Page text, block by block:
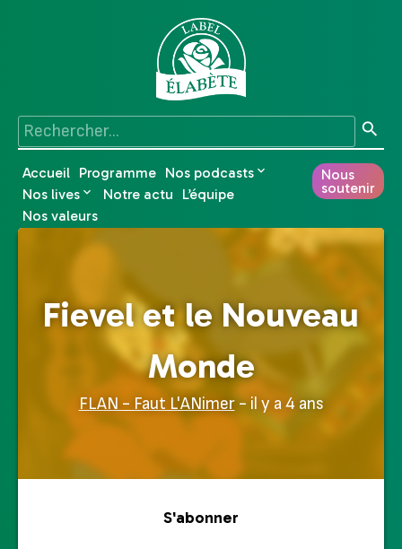
Accueil Programme Nos podcasts
Nos lives
Notre actu
L’équipe
Nos valeurs
Nous
soutenir
Fievel et le Nouveau
Monde
FLAN - Faut L'ANimer- il y a 4 ans
S'abonner